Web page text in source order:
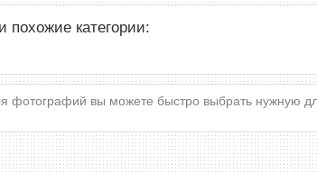
категории:
фотографий вы можете быстро выбрать нужную